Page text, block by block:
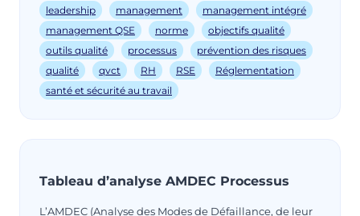
leadership
management
management intégré
management QSE
norme
objectifs qualité
outils qualité
processus
prévention des risques
qualité
qvct RH RSE
Réglementation
santé et sécurité au travail
Tableau d’analyse AMDEC Processus
L’AMDEC (Analyse des Modes de Défaillance, de leur